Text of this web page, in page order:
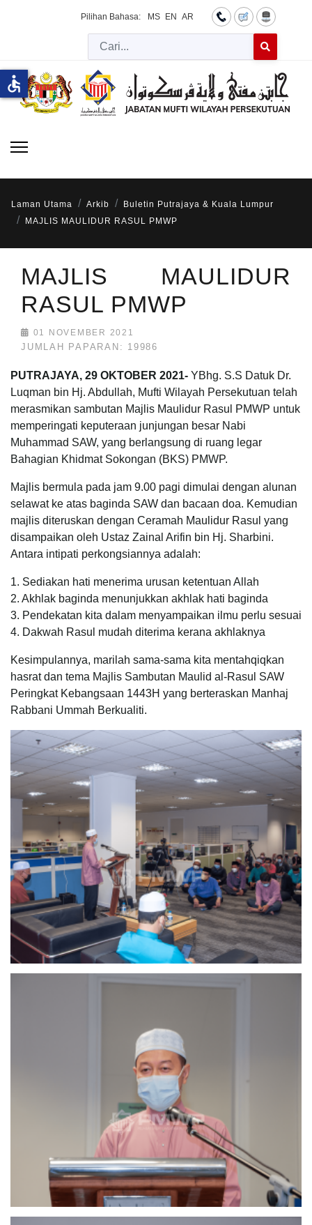
Pilihan Bahasa: MS EN AR
Cari
Laman Utama Arkib
Buletin Putrajaya & Kuala Lumpur
MAJLIS MAULIDUR RASUL PMWP
MAJLIS MAULIDUR
RASUL PMWP
01 NOVEMBER 2021
JUMLAH PAPARAN: 19986
PUTRAJAYA, 29 OKTOBER 2021- YBhg. S.S Datuk Dr.
Luqman bin Hj. Abdullah, Mufti Wilayah Persekutuan telah
merasmikan sambutan Majlis Maulidur Rasul PMWP untuk
memperingati keputeraan junjungan besar Nabi
Muhammad SAW, yang berlangsung di ruang legar
Bahagian Khidmat Sokongan (BKS) PMWP.
Majlis bermula pada jam 9.00 pagi dimulai dengan alunan
selawat ke atas baginda SAW dan bacaan doa. Kemudian
majlis diteruskan dengan Ceramah Maulidur Rasul yang
disampaikan oleh Ustaz Zainal Arifin bin Hj. Sharbini.
Antara intipati perkongsiannya adalah:
1. Sediakan hati menerima urusan ketentuan Allah
2. Akhlak baginda menunjukkan akhlak hati baginda
3. Pendekatan kita dalam menyampaikan ilmu perlu sesuai
4. Dakwah Rasul mudah diterima kerana akhlaknya
Kesimpulannya, marilah sama-sama kita mentahqiqkan
hasrat dan tema Majlis Sambutan Maulid al-Rasul SAW
Peringkat Kebangsaan 1443H yang berteraskan Manhaj
Rabbani Ummah Berkualiti.
accessible